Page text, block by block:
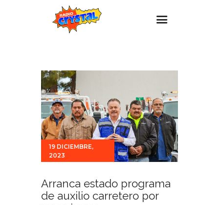
Estaciones
Eventos
Promociones
Noticias
Para ti
Contacto
19 DICIEMBRE,
2023
Arranca estado programa
de auxilio carretero por